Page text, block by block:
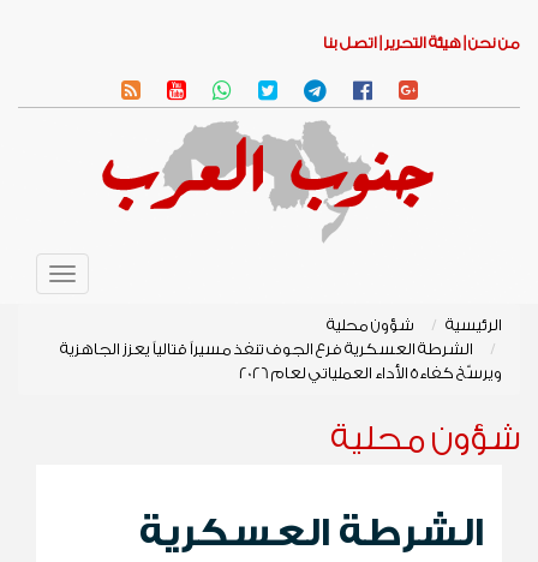
من نحن | هيئة التحرير | اتصل بنا
Toggle
الرئيسية
شؤون محلية
الشرطة العسكرية فرع الجوف تنفذ مسيراً قتالياً يعزز الجاهزية
ويرسّخ كفاءة الأداء العملياتي لعام 2026
شؤون محلية
الشرطة العسكرية